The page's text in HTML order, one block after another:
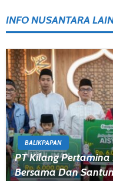
INFO NUSANTARA
BALIKPAPAN
PT Kilang
Bersama Dan